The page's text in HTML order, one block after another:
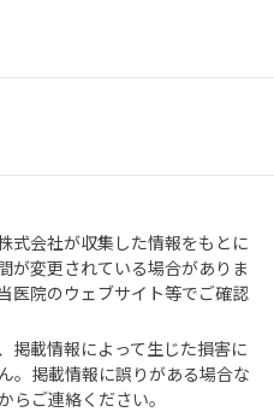
式会社が収集した情報をもとに
が変更されている場合がありま
医院のウェブサイト等でご確認
掲載情報によって生じた損害に
。掲載情報に誤りがある場合な
らご連絡ください。